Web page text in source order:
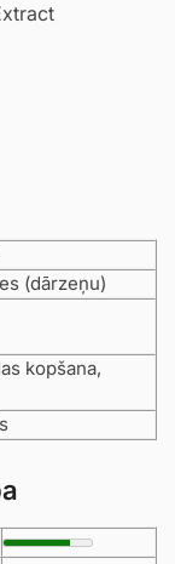
(dārzeņu)
kopšana,